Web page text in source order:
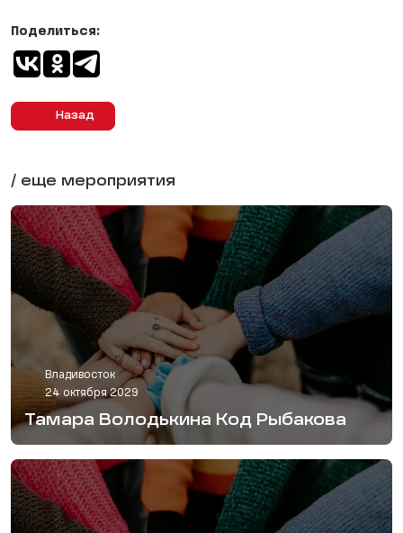
Назад
Поделиться:
/ еще мероприятия
Владивосток
24 октября 2029
Тамара Володькина Код Рыбакова